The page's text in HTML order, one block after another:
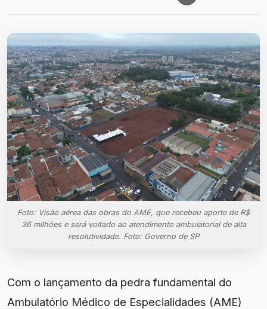
Foto: Visão aérea das obras do AME, que recebeu aporte de R$
36 milhões e será voltado ao atendimento ambulatorial de alta
resolutividade. Foto: Governo de SP
Com o lançamento da pedra fundamental do
Ambulatório Médico de Especialidades (AME)